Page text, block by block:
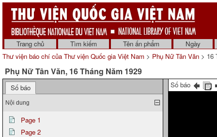
Trang chủ Tìm kiếm Tên ấn phẩm Ngày
Thư viện báo chí của Thư viện Quốc gia Việt Nam > Phụ Nữ Tân Văn > 16
Phụ Nữ Tân Văn, 16 Tháng Năm 1929
Số báo
Nội dung
Page 1
Page 2
Số báo